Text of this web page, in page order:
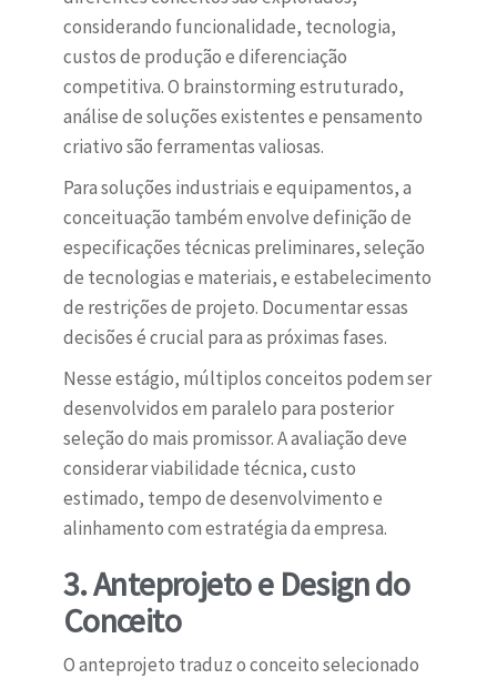
considerando funcionalidade, tecnologia,
custos de produção e diferenciação
competitiva. O brainstorming estruturado,
análise de soluções existentes e pensamento
criativo são ferramentas valiosas.
Para soluções industriais e equipamentos, a
conceituação também envolve definição de
especificações técnicas preliminares, seleção
de tecnologias e materiais, e estabelecimento
de restrições de projeto. Documentar essas
decisões é crucial para as próximas fases.
Nesse estágio, múltiplos conceitos podem ser
desenvolvidos em paralelo para posterior
seleção do mais promissor. A avaliação deve
considerar viabilidade técnica, custo
estimado, tempo de desenvolvimento e
alinhamento com estratégia da empresa.
3. Anteprojeto e Design do
Conceito
O anteprojeto traduz o conceito selecionado